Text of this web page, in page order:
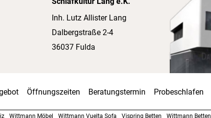
Inh. Lutz Allister Lang
Dalbergstraße 2-4
36037 Fulda
Öffnungszeiten Beratungstermin Probeschlafen
Wittmann Möbel Wittmann Vuelta Sofa Vispring Betten Wittmann Betten